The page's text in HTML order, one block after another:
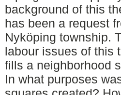
background of this
has been a request
Nyköping township.
labour issues of this
fills a neighborhood
In what purposes